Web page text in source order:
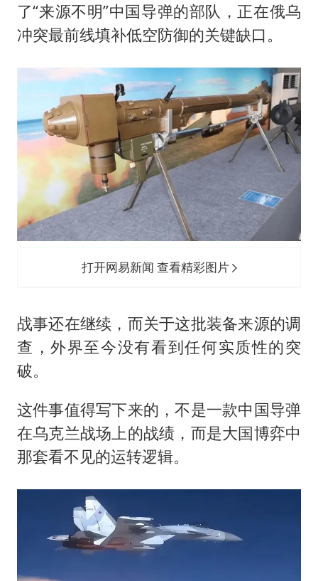
了“来源不明”中国导弹的部队，正在俄乌
冲突最前线填补低空防御的关键缺口。
打开网易新闻 查看精彩图片
战事还在继续，而关于这批装备来源的调
查，外界至今没有看到任何实质性的突
破。
这件事值得写下来的，不是一款中国导弹
在乌克兰战场上的战绩，而是大国博弈中
那套看不见的运转逻辑。